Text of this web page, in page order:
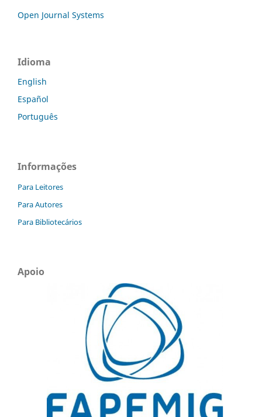
Open Journal Systems
Idioma
English
Español
Português
Informações
Para Leitores
Para Autores
Para Bibliotecários
Apoio